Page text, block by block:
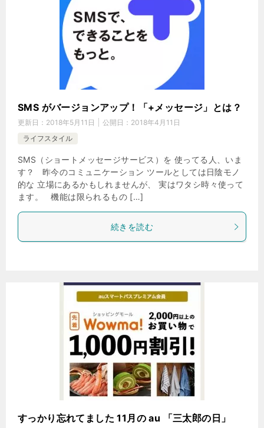
SMS がバージョンアップ！「+メッセージ」とは？
更新日： 2018年5月11日 公開日： 2018年4月11日
ライフスタイル
SMS（ショートメッセージサービス）を 使ってる人、いま
す？ 昨今のコミュニケーション ツールとしては日陰モノ
的な 立場にあるかもしれませんが、 実はワタシ時々使って
ます。 機能は限られるもの […]
続きを読む
すっかり忘れてました 11月の au 「三太郎の日」